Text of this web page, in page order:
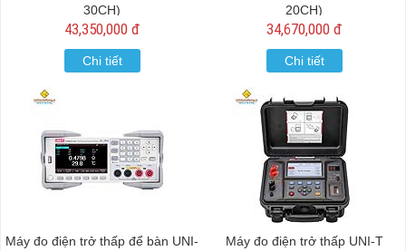
30CH)
43,350,000 đ
Chi tiết
20CH)
34,670,000 đ
Chi tiết
Máy đo điện trở thấp để bàn UNI-
Máy đo điện trở thấp UNI-T